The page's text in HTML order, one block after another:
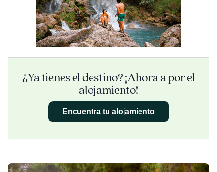
¿Ya tienes el destino? ¡Ahora a por el
alojamiento!
Encuentra tu alojamiento